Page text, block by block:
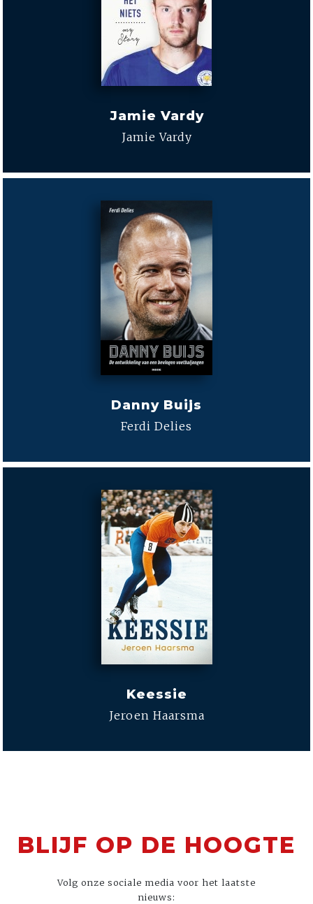
Jamie Vardy
Jamie Vardy
Danny Buijs
Ferdi Delies
Keessie
Jeroen Haarsma
BLIJF OP DE HOOGTE
Volg onze sociale media voor het laatste
nieuws: